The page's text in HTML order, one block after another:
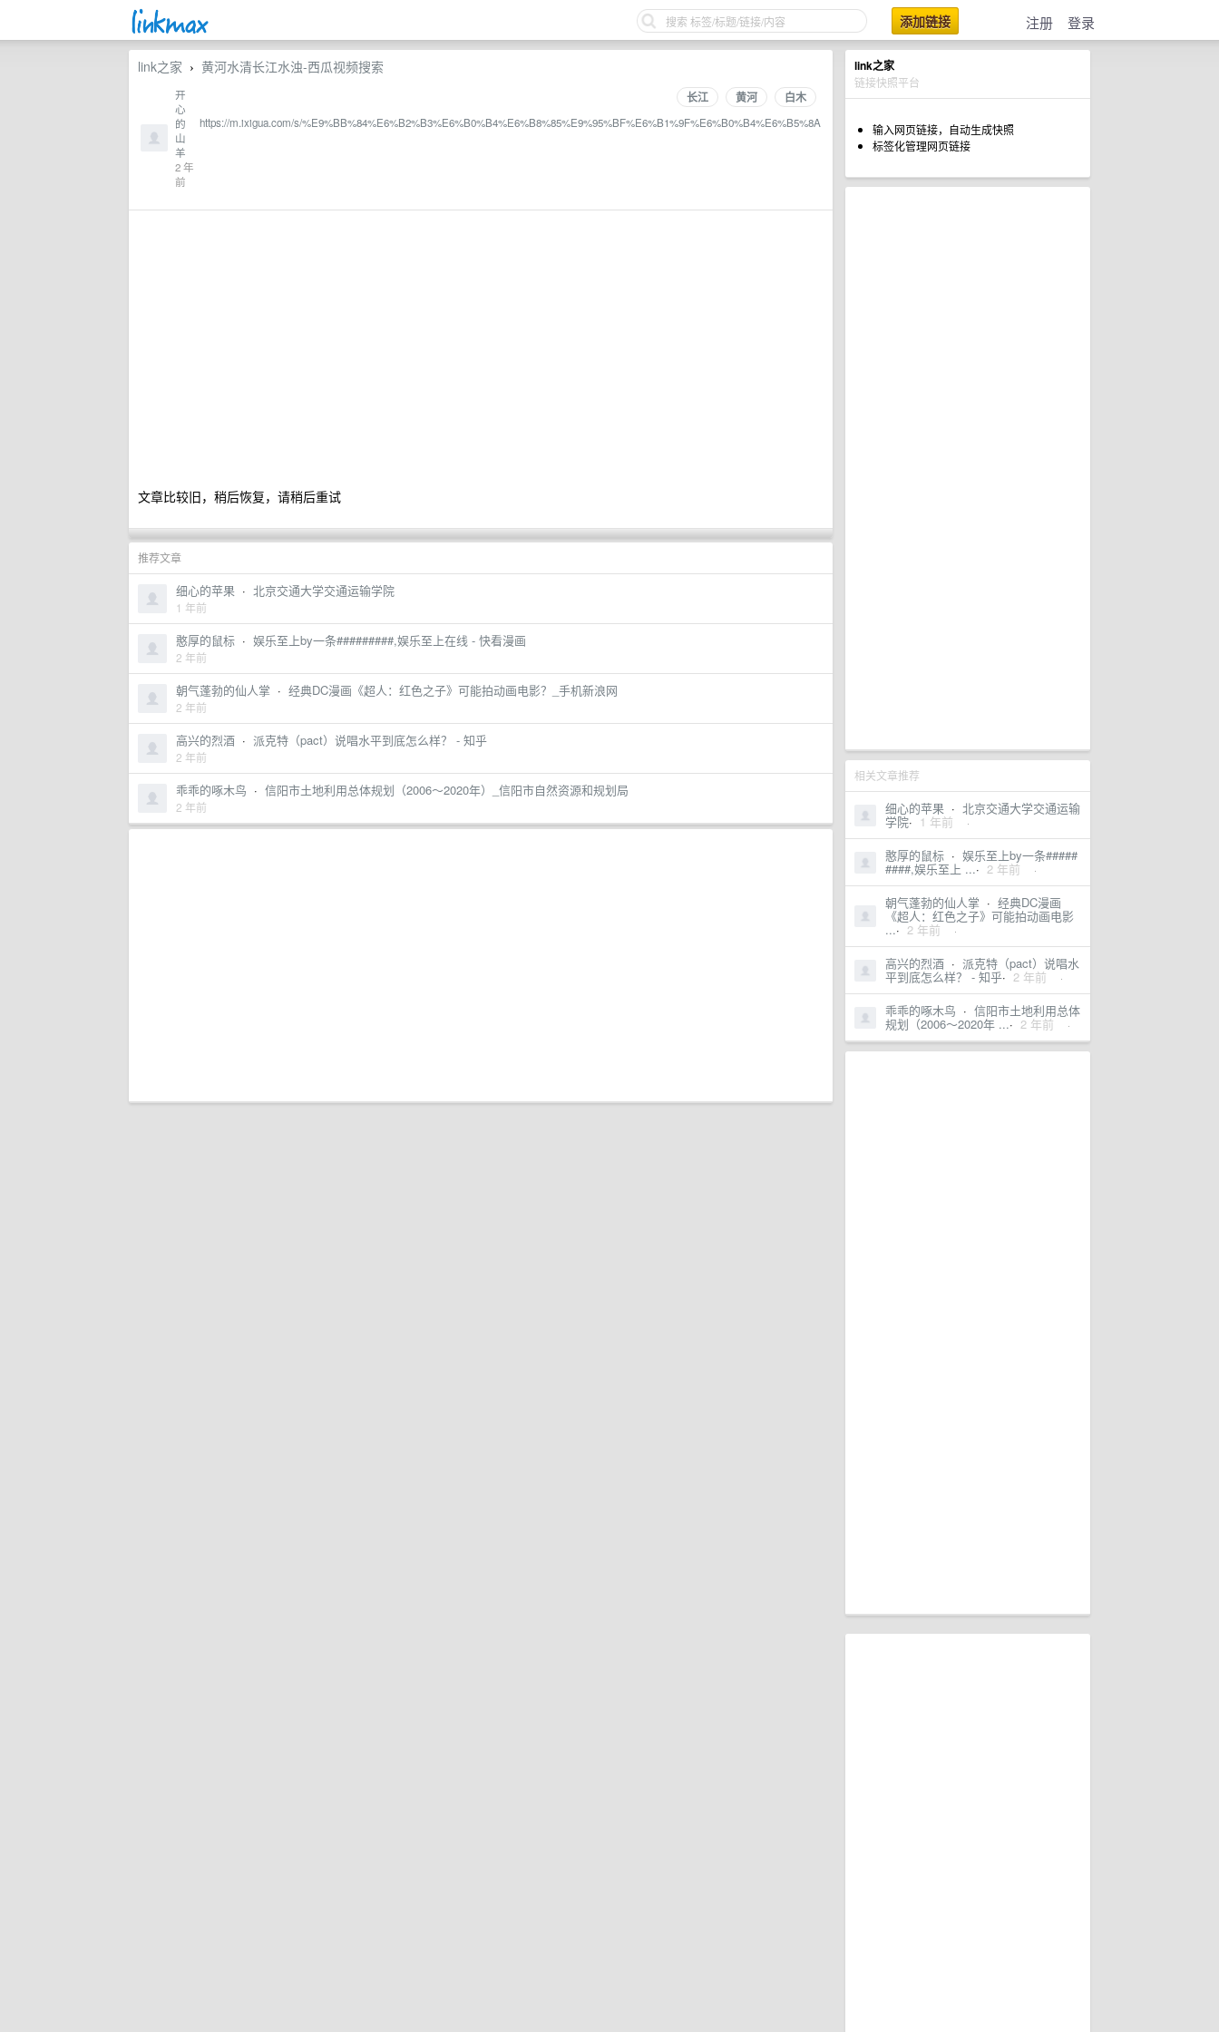
添加链接 注册 登录
link之家
链接快照平台
输入网页链接，自动生成快照
标签化管理网页链接
相关文章推荐
细心的苹果 · 北京交通大学交通运输
学院· 1 年前 ·
憨厚的鼠标 · 娱乐至上by一条#####
####,娱乐至上 ...· 2 年前 ·
朝气蓬勃的仙人掌 · 经典DC漫画
《超人：红色之子》可能拍动画电影
...· 2 年前 ·
高兴的烈酒 · 派克特（pact）说唱水
平到底怎么样？ - 知乎·2 年前 ·
乖乖的啄木鸟 · 信阳市土地利用总体
规划（2006～2020年 ...· 2 年前 ·
link之家 › 黄河水清长江水浊-西瓜视频搜索
长江 黄河 白木
https://m.ixigua.com/s/%E9%BB%84%E6%B2%B3%E6%B0%B4%E6%B8%85%E9%95%BF%E6%B1%9F%E6%B0%B4%E6%B5%8A
开
心
的
山
羊
2 年
前
文章比较旧，稍后恢复，请稍后重试
推荐文章
细心的苹果 · 北京交通大学交通运输学院
1 年前
憨厚的鼠标 · 娱乐至上by一条#########,娱乐至上在线 - 快看漫画
2 年前
朝气蓬勃的仙人掌 · 经典DC漫画《超人：红色之子》可能拍动画电影？_手机新浪网
2 年前
高兴的烈酒 · 派克特（pact）说唱水平到底怎么样？ - 知乎
2 年前
乖乖的啄木鸟 · 信阳市土地利用总体规划（2006～2020年）_信阳市自然资源和规划局
2 年前